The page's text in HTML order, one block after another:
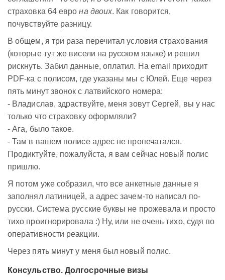
страховка 64 еврона двоих. Как говорится,
почувствуйте разницу.
В общем, я три раза перечитал условия страхования
(которые тут же висели на русском языке) и решил
рискнуть. Забил данные, оплатил. На email приходит
PDF-ка с полисом, где указаны мы с Юлей. Еще через
пять минут звонок с латвийского номера:
- Владислав, здраствуйте, меня зовут Сергей, вы у нас
только что страховку оформляли?
- Ага, было такое.
- Там в вашем полисе адрес не пропечатался.
Продиктуйте, пожалуйста, я вам сейчас новый полис
пришлю.
Я потом уже собразил, что все анкетные данные я
заполнял латиницей, а адрес зачем-то написал по-
русски. Система русские буквы не прожевала и просто
тихо проигнорировала :) Ну, или не очень тихо, судя по
оперативности реакции.
Через пять минут у меня был новый полис.
Консульство. Долгосрочные визы